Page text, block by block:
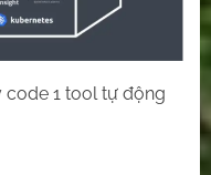
Lenses.
code 1 tool tự động